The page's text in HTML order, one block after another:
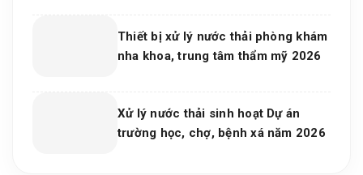
Thiết bị xử lý nước thải phòng khám
nha khoa, trung tâm thẩm mỹ 2026
Xử lý nước thải sinh hoạt Dự án
trường học, chợ, bệnh xá năm 2026